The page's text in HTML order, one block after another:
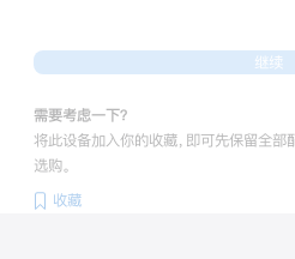
继续
需要考虑一下？
将此设备加入你的收藏，即可先保留全部
选购。
收藏